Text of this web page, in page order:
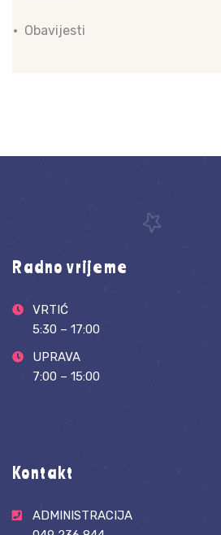
Obavijesti
Radno vrijeme
VRTIĆ
5:30 – 17:00
UPRAVA
7:00 – 15:00
Kontakt
ADMINISTRACIJA